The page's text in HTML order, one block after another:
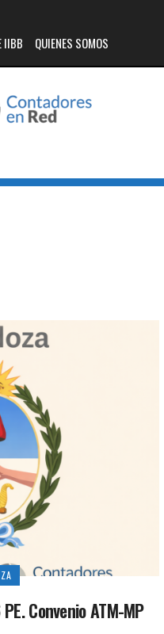
IIBB QUIENES SOMOS
Convenio ATM-MP